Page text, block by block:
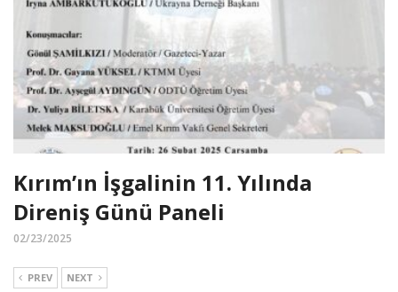
Kırım’ın İşgalinin 11. Yılında
Direniş Günü Paneli
02/23/2025
PREV NEXT